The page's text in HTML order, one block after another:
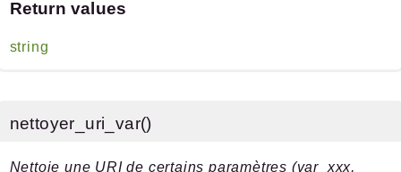
Return values
string
nettoyer_uri_var()
Nettoie une URI de certains paramètres (var_xxx,